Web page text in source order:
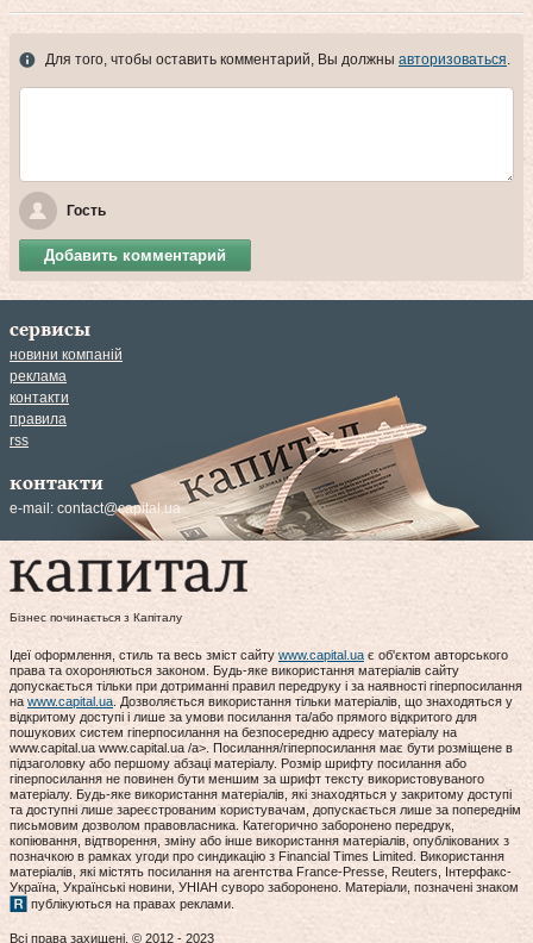
Для того, чтобы оставить комментарий, Вы должны авторизоваться.
Гость
Добавить комментарий
сервисы
новини компаній
реклама
контакти
правила
rss
контакти
e-mail: contact@capital.ua
Бізнес починається з Капіталу
Ідеї оформлення, стиль та весь зміст сайту www.capital.ua є об'єктом авторського
права та охороняються законом. Будь-яке використання матеріалів сайту
допускається тільки при дотриманні правил передруку і за наявності гіперпосилання
на www.capital.ua. Дозволяється використання тільки матеріалів, що знаходяться у
відкритому доступі і лише за умови посилання та/або прямого відкритого для
пошукових систем гіперпосилання на безпосередню адресу матеріалу на
www.capital.ua www.capital.ua /a>. Посилання/гіперпосилання має бути розміщене в
підзаголовку або першому абзаці матеріалу. Розмір шрифту посилання або
гіперпосилання не повинен бути меншим за шрифт тексту використовуваного
матеріалу. Будь-яке використання матеріалів, які знаходяться у закритому доступі
та доступні лише зареєстрованим користувачам, допускається лише за попереднім
письмовим дозволом правовласника. Категорично заборонено передрук,
копіювання, відтворення, зміну або інше використання матеріалів, опублікованих з
позначкою в рамках угоди про синдикацію з Financial Times Limited. Використання
матеріалів, які містять посилання на агентства France-Presse, Reuters, Інтерфакс-
Україна, Українські новини, УНІАН суворо заборонено. Матеріали, позначені знаком
публікуються на правах реклами.
Всі права захищені. © 2012 - 2023